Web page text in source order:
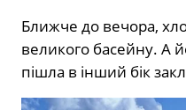
Ближче до вечора,
великого басейну. А
пішла в інший бік